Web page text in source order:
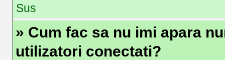
Sus
» Cum fac sa nu imi apara
utilizatori conectati?